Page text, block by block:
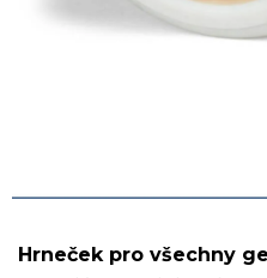
Hrneček pro všechny